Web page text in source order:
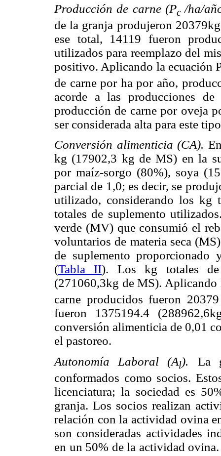
Producción de carne (Pc/ha/
de la granja produjeron
ese total, 14119 fueron
utilizados para reemplazo del
positivo. Aplicando la ecuación
de carne por ha por año,
acorde a las producciones
producción de carne por oveja
ser considerada alta para este
Conversión alimenticia (CA).
kg (17902,3 kg de MS) en la
por maíz-sorgo (80%), soya
parcial de 1,0; es decir, se
utilizado, considerando los kg
totales de suplemento
verde (MV) que consumió el
voluntarios de materia seca
de suplemento
(Tabla II). Los kg totales
(271060,3kg de MS).
carne producidos fueron
fueron 1375194.4
conversión alimenticia de 0,01
el pastoreo.
Autonomía Laboral (Al).
La
conformados como socios.
licenciatura; la sociedad es
granja. Los socios realizan
relación con la actividad ovina
son consideradas actividades
en un 50% de la actividad